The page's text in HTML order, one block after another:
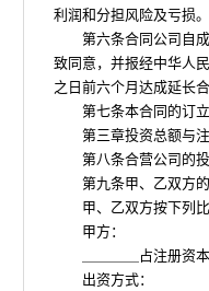
利润和分担风险及亏损。
第六条合同公司自
致同意，并报经中华人
之日前六个月达成延长
第七条本合同的订
第三章投资总额与
第八条合营公司的
第九条甲、乙双方
甲、乙双方按下列比
甲方：
＿＿＿＿占注册资
出资方式：